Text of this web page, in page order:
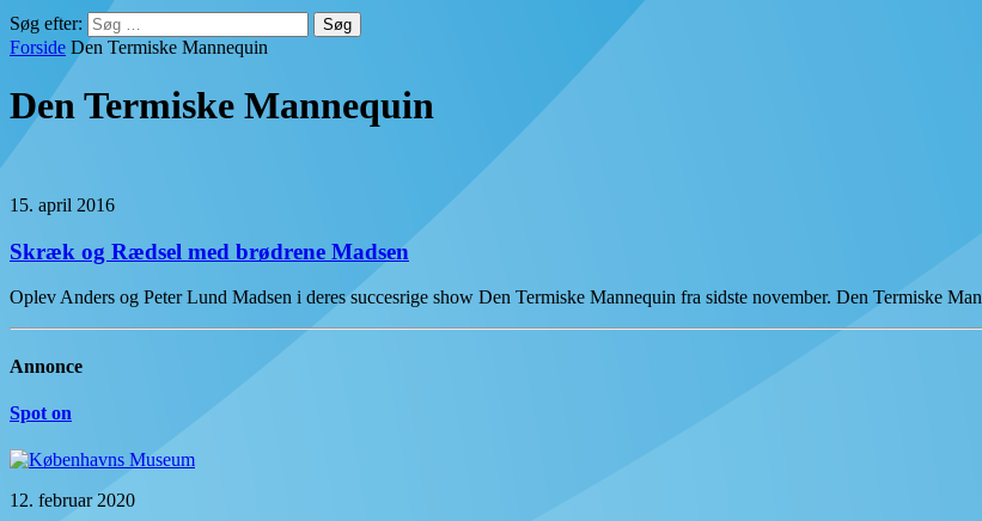
Søg efter:
Forside Den Termiske Mannequin
Den Termiske Mannequin
15. april 2016
Skræk og Rædsel med brødrene Madsen
Oplev Anders og Peter Lund Madsen i deres succesrige show Den Termiske Mannequin fra sidste november. Den Termiske
Annonce
Spot on
12. februar 2020